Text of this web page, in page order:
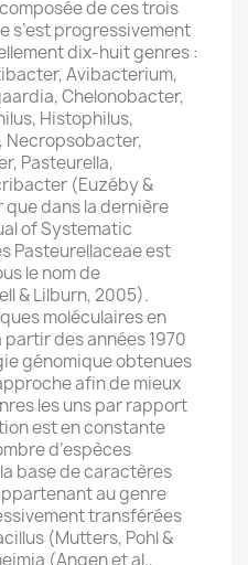
de ces trois
s’est progressivement
dix-huit genres :
Avibacterium,
Chelonobacter,
Histophilus,
Necropsobacter,
Pasteurella,
(Euzéby &
que dans la dernière
of Systematic
Pasteurellaceae est
le nom de
& Lilburn, 2005).
moléculaires en
des années 1970
génomique obtenues
afin de mieux
les uns par rapport
est en constante
d’espèces
base de caractères
au genre
transférées
(Mutters, Pohl &
(Angen et al.,